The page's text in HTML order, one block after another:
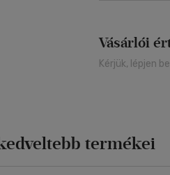
Vásárlói
Kérjük, lépjen
termékei